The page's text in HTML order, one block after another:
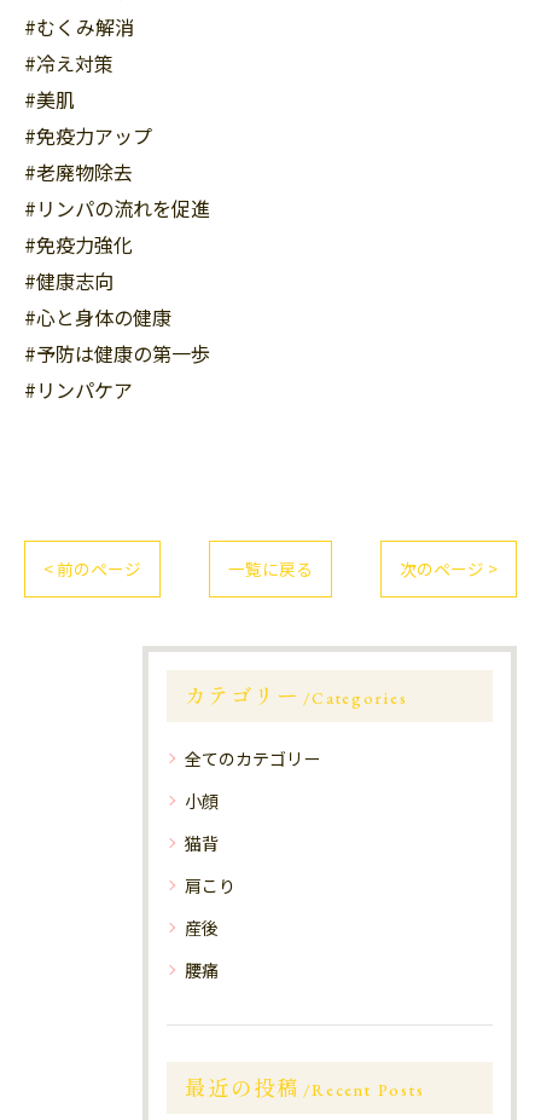
#むくみ解消
#冷え対策
#美肌
#免疫力アップ
#老廃物除去
#リンパの流れを促進
#免疫力強化
#健康志向
#心と身体の健康
#予防は健康の第一歩
#リンパケア
< 前のページ 一覧に戻る 次のページ >
カテゴリー Categories
全てのカテゴリー
小顔
猫背
肩こり
産後
腰痛
最近の投稿 Recent Posts